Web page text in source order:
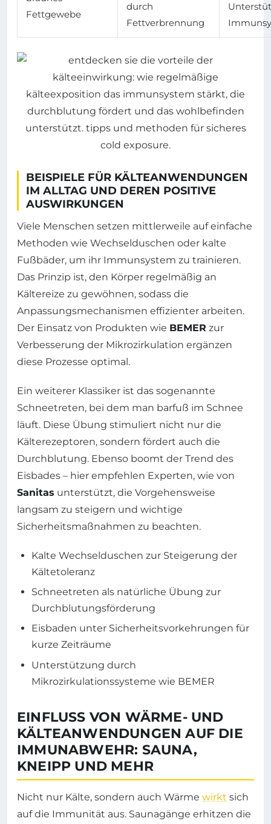
Fettgewebe
durch
Fettverbrennung
BEISPIELE FÜR KÄLTEANWENDUNGEN
IM ALLTAG UND DEREN POSITIVE
AUSWIRKUNGEN
Viele Menschen setzen mittlerweile auf einfache
Methoden wie Wechselduschen oder kalte
Fußbäder, um ihr Immunsystem zu trainieren.
Das Prinzip ist, den Körper regelmäßig an
Kältereize zu gewöhnen, sodass die
Anpassungsmechanismen effizienter arbeiten.
Der Einsatz von Produkten wie BEMER zur
Verbesserung der Mikrozirkulation ergänzen
diese Prozesse optimal.
Ein weiterer Klassiker ist das sogenannte
Schneetreten, bei dem man barfuß im Schnee
läuft. Diese Übung stimuliert nicht nur die
Kälterezeptoren, sondern fördert auch die
Durchblutung. Ebenso boomt der Trend des
Eisbades – hier empfehlen Experten, wie von
Sanitas unterstützt, die Vorgehensweise
langsam zu steigern und wichtige
Sicherheitsmaßnahmen zu beachten.
Kalte Wechselduschen zur Steigerung der
Kältetoleranz
Schneetreten als natürliche Übung zur
Durchblutungsförderung
Eisbaden unter Sicherheitsvorkehrungen für
kurze Zeiträume
Unterstützung durch
Mikrozirkulationssysteme wie BEMER
EINFLUSS VON WÄRME- UND
KÄLTEANWENDUNGEN AUF DIE
IMMUNABWEHR: SAUNA,
KNEIPP UND MEHR
Nicht nur Kälte, sondern auch Wärme wirkt sich
auf die Immunität aus. Saunagänge erhitzen die